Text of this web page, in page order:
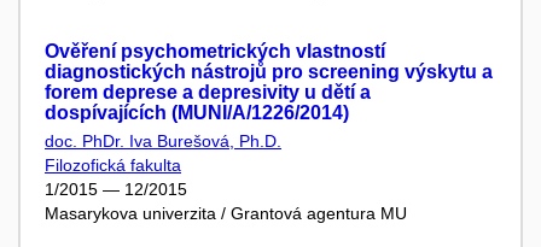
Ověření psychometrických vlastností
diagnostických nástrojů pro screening výskytu a
forem deprese a depresivity u dětí a
dospívajících (MUNI/A/1226/2014)
doc. PhDr. Iva Burešová, Ph.D.
Filozofická fakulta
1/2015 — 12/2015
Masarykova univerzita / Grantová agentura MU